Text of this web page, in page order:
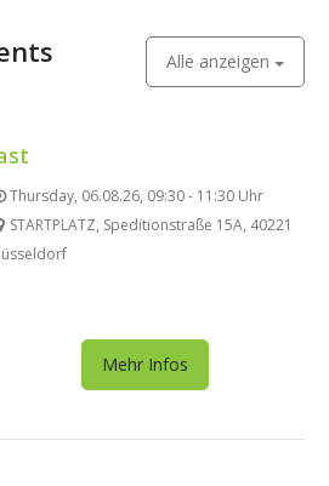
Alle anzeigen
Thursday, 06.08.26, 09:30 - 11:30 Uhr
STARTPLATZ, Speditionstraße 15A, 40221
Mehr Infos